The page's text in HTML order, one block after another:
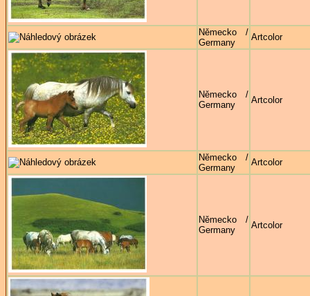
Německo /
Germany
Artcolor
Německo /
Germany
Artcolor
Německo /
Germany
Artcolor
Německo /
Germany
Artcolor